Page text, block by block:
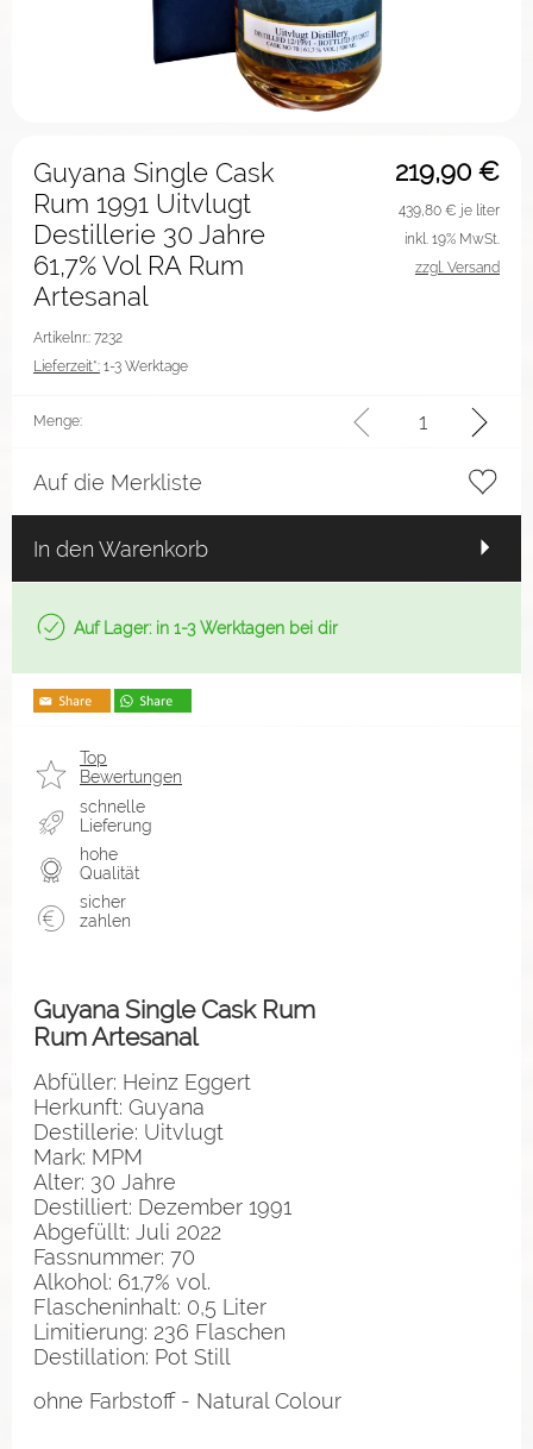
219,90 €
Guyana Single Cask
Rum 1991 Uitvlugt
Destillerie 30 Jahre
61,7% Vol RA Rum
Artesanal
Artikelnr.: 7232
Lieferzeit*: 1-3 Werktage
439,80 € je liter
inkl. 19% MwSt.
zzgl. Versand
Menge:
Auf die Merkliste
In den Warenkorb
Auf Lager: in 1-3 Werktagen bei dir
Top
Bewertungen
schnelle
Lieferung
hohe
Qualität
sicher
zahlen
Guyana Single Cask Rum
Rum Artesanal
Abfüller: Heinz Eggert
Herkunft: Guyana
Destillerie: Uitvlugt
Mark: MPM
Alter: 30 Jahre
Destilliert: Dezember 1991
Abgefüllt: Juli 2022
Fassnummer: 70
Alkohol: 61,7% vol.
Flascheninhalt: 0,5 Liter
Limitierung: 236 Flaschen
Destillation: Pot Still
ohne Farbstoff - Natural Colour